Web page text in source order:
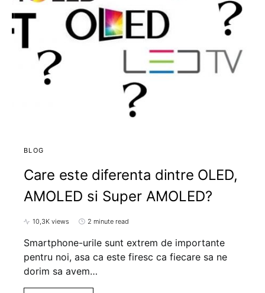
BLOG
Care este diferenta dintre OLED,
AMOLED si Super AMOLED?
10,3K views 2 minute read
Smartphone-urile sunt extrem de importante
pentru noi, asa ca este firesc ca fiecare sa ne
dorim sa avem…